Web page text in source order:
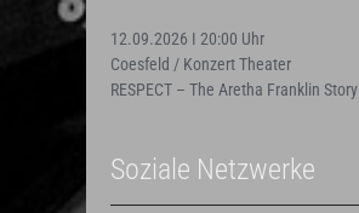
12.09.2026 I 20:00 Uhr
Coesfeld / Konzert Theater
RESPECT – The Aretha Franklin Story
Soziale Netzwerke